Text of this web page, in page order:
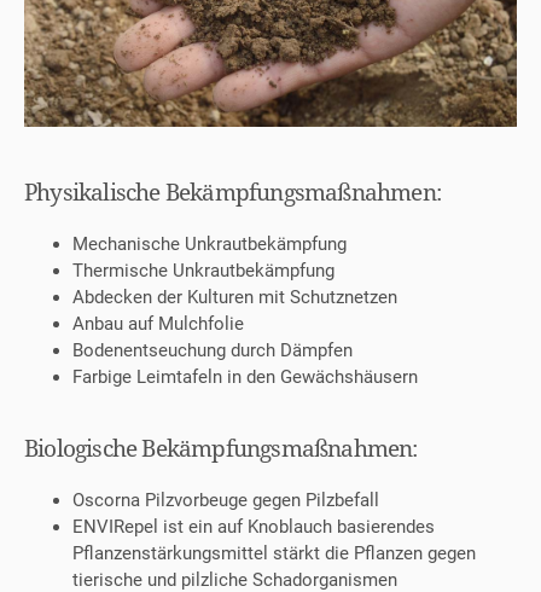
Physikalische Bekämpfungsmaßnahmen:
Mechanische Unkrautbekämpfung
Thermische Unkrautbekämpfung
Abdecken der Kulturen mit Schutznetzen
Anbau auf Mulchfolie
Bodenentseuchung durch Dämpfen
Farbige Leimtafeln in den Gewächshäusern
Biologische Bekämpfungsmaßnahmen:
Oscorna Pilzvorbeuge gegen Pilzbefall
ENVIRepel ist ein auf Knoblauch basierendes
Pflanzenstärkungsmittel stärkt die Pflanzen gegen
tierische und pilzliche Schadorganismen